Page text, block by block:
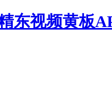
东视频黄板